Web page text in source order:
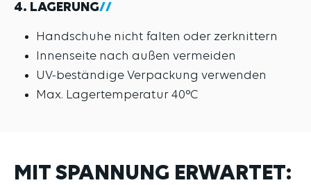
4. LAGERUNG
Handschuhe nicht falten oder zerknittern
Innenseite nach außen vermeiden
UV-beständige Verpackung verwenden
Max. Lagertemperatur 40°C
MIT SPANNUNG ERWARTET: